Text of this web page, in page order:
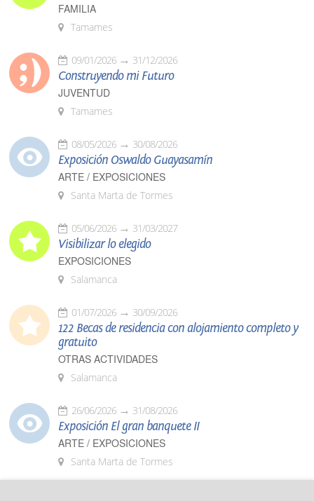
FAMILIA
Tamames
09/01/2026 31/12/2026
Construyendo mi Futuro
JUVENTUD
Tamames
08/05/2026 30/08/2026
Exposición Oswaldo Guayasamín
ARTE / EXPOSICIONES
Santa Marta de Tormes
05/06/2026 31/03/2027
Visibilizar lo elegido
EXPOSICIONES
Salamanca
01/07/2026 30/09/2026
122 Becas de residencia con alojamiento completo y
gratuito
OTRAS ACTIVIDADES
Salamanca
26/06/2026 31/08/2026
Exposición El gran banquete II
ARTE / EXPOSICIONES
Santa Marta de Tormes